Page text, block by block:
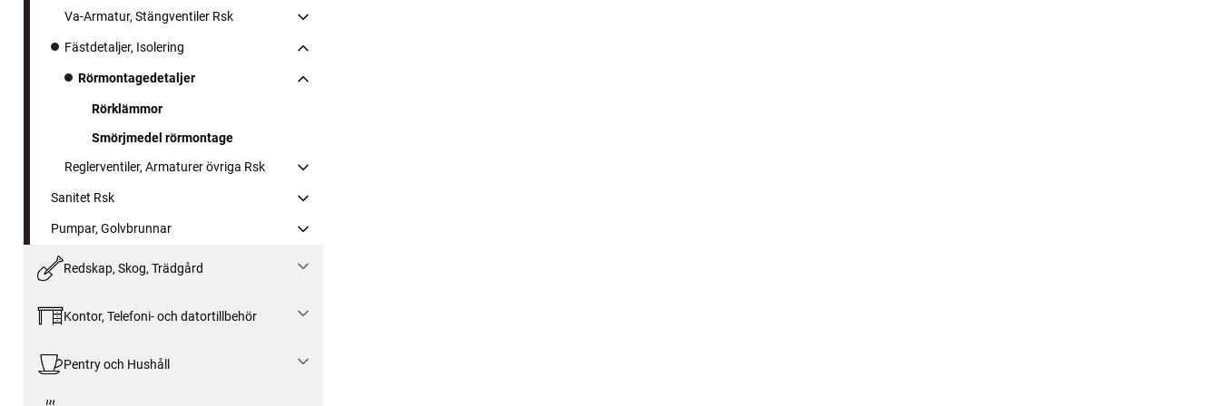
Va-Armatur, Stängventiler Rsk
Fästdetaljer, Isolering
Rörmontagedetaljer
Rörklämmor
Smörjmedel rörmontage
Reglerventiler, Armaturer övriga Rsk
Sanitet Rsk
Pumpar, Golvbrunnar
Redskap, Skog, Trädgård
Kontor, Telefoni- och datortillbehör
Pentry och Hushåll